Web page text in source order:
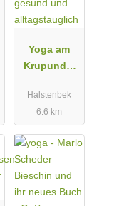
Yoga am
Krupunder
Krankenkas
senzertifizier
Yoga für
Anfänger
und
Wiedereinst
Halstenbek
6.6 km